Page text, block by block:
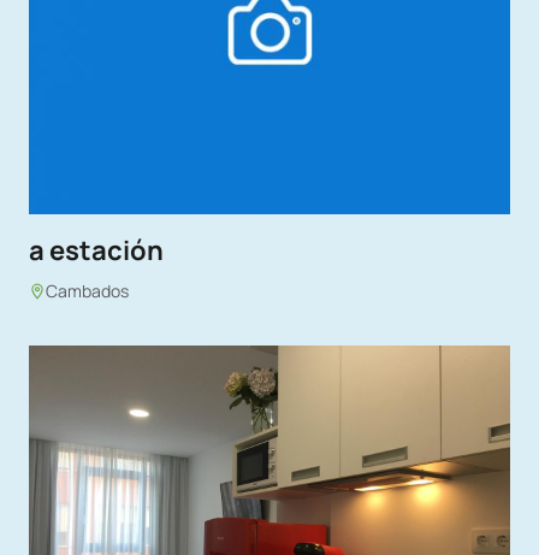
a estación
Cambados